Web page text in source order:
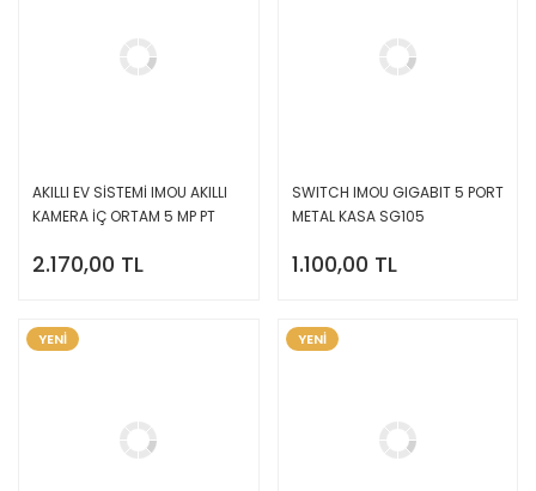
AKILLI EV SİSTEMİ IMOU AKILLI
KAMERA İÇ ORTAM 5 MP PT
2.170,00 TL
SWITCH IMOU GIGABIT 5 PORT
METAL KASA SG105
1.100,00 TL
YENİ YENİ